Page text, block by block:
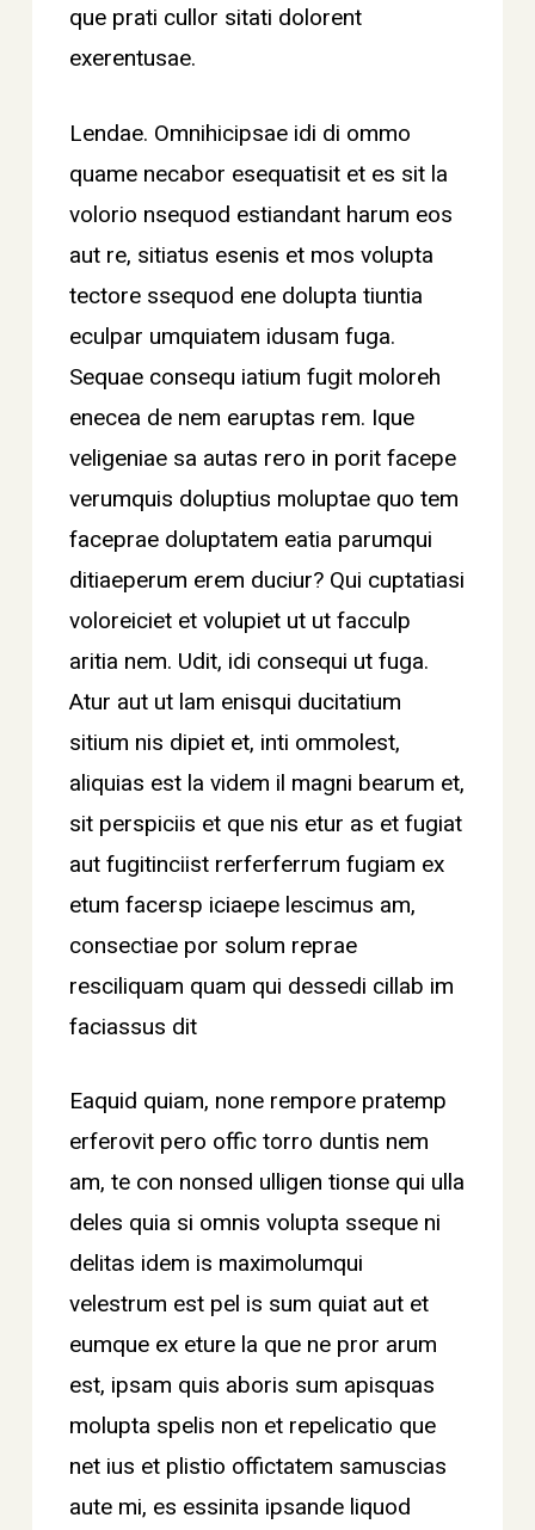
que prati cullor sitati dolorent
exerentusae.
Lendae. Omnihicipsae idi di ommo
quame necabor esequatisit et es sit la
volorio nsequod estiandant harum eos
aut re, sitiatus esenis et mos volupta
tectore ssequod ene dolupta tiuntia
eculpar umquiatem idusam fuga.
Sequae consequ iatium fugit moloreh
enecea de nem earuptas rem. Ique
veligeniae sa autas rero in porit facepe
verumquis doluptius moluptae quo tem
faceprae doluptatem eatia parumqui
ditiaeperum erem duciur? Qui cuptatiasi
voloreiciet et volupiet ut ut facculp
aritia nem. Udit, idi consequi ut fuga.
Atur aut ut lam enisqui ducitatium
sitium nis dipiet et, inti ommolest,
aliquias est la videm il magni bearum et,
sit perspiciis et que nis etur as et fugiat
aut fugitinciist rerferferrum fugiam ex
etum facersp iciaepe lescimus am,
consectiae por solum reprae
resciliquam quam qui dessedi cillab im
faciassus dit
Eaquid quiam, none rempore pratemp
erferovit pero offic torro duntis nem
am, te con nonsed ulligen tionse qui ulla
deles quia si omnis volupta sseque ni
delitas idem is maximolumqui
velestrum est pel is sum quiat aut et
eumque ex eture la que ne pror arum
est, ipsam quis aboris sum apisquas
molupta spelis non et repelicatio que
net ius et plistio offictatem samuscias
aute mi, es essinita ipsande liquod